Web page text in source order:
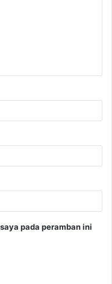
pada peramban ini